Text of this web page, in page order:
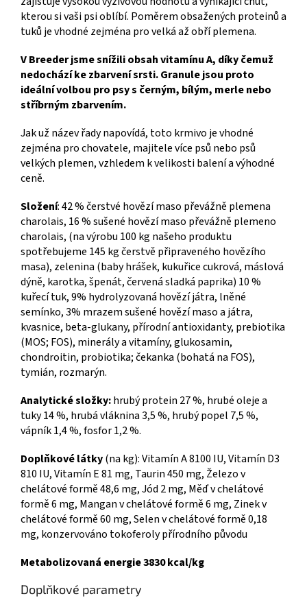
kterou si vaši psi oblíbí. Poměrem obsažených proteinů a
tuků je vhodné zejména pro velká až obří plemena.
V Breeder jsme snížili obsah vitamínu A, díky čemuž
nedochází ke zbarvení srsti. Granule jsou proto
ideální volbou pro psy s černým, bílým, merle nebo
stříbrným zbarvením.
Jak už název řady napovídá, toto krmivo je vhodné
zejména pro chovatele, majitele více psů nebo psů
velkých plemen, vzhledem k velikosti balení a výhodné
ceně.
Složení: 42 % čerstvé hovězí maso převážně plemena
charolais, 16 % sušené hovězí maso převážně plemeno
charolais, (na výrobu 100 kg našeho produktu
spotřebujeme 145 kg čerstvě připraveného hovězího
masa), zelenina (baby hrášek, kukuřice cukrová, máslová
dýně, karotka, špenát, červená sladká paprika) 10 %
kuřecí tuk, 9% hydrolyzovaná hovězí játra, lněné
semínko, 3% mrazem sušené hovězí maso a játra,
kvasnice, beta-glukany, přírodní antioxidanty, prebiotika
(MOS; FOS), minerály a vitamíny, glukosamin,
chondroitin, probiotika; čekanka (bohatá na FOS),
tymián, rozmarýn.
Analytické složky:hrubý protein 27 %, hrubé oleje a
tuky 14 %, hrubá vláknina 3,5 %, hrubý popel 7,5 %,
vápník 1,4 %, fosfor 1,2 %.
Doplňkové látky(na kg): Vitamín A 8100 IU, Vitamín D3
810 IU, Vitamín E 81 mg, Taurin 450 mg, Železo v
chelátové formě 48,6 mg, Jód 2 mg, Měď v chelátové
formě 6 mg, Mangan v chelátové formě 6 mg, Zinek v
chelátové formě 60 mg, Selen v chelátové formě 0,18
mg, konzervováno tokoferoly přírodního původu
Metabolizovaná energie 3830 kcal/kg
Doplňkové parametry